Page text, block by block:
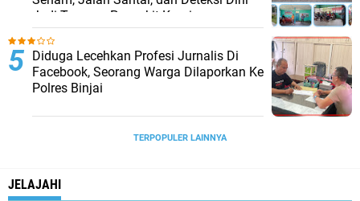
Jadi Tameng Penyakit Kronis
Diduga Lecehkan Profesi Jurnalis Di
Facebook, Seorang Warga Dilaporkan Ke
Polres Binjai
TERPOPULER LAINNYA
JELAJAHI